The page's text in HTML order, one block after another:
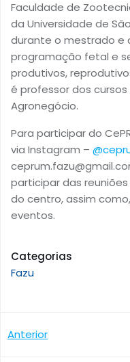
Faculdade de
da Universidade de
durante o mestrado e
programação fetal e
produtivos,
é professor dos
Agronegócio.
Para participar do
via Instagram –
participar das
do centro, assim
eventos.
Categorias
Fazu
Anterior